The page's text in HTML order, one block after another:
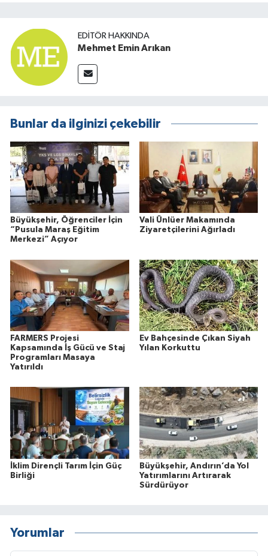
EDITÖR HAKKINDA
Mehmet Emin Arıkan
Bunlar da ilginizi çekebilir
Büyükşehir, Öğrenciler İçin
“Pusula Maraş Eğitim
Merkezi” Açıyor
Vali Ünlüer Makamında
Ziyaretçilerini Ağırladı
FARMERS Projesi
Kapsamında İş Gücü ve Staj
Programları Masaya
Yatırıldı
Ev Bahçesinde Çıkan Siyah
Yılan Korkuttu
İklim Dirençli Tarım İçin Güç
Birliği
Büyükşehir, Andırın’da Yol
Yatırımlarını Artırarak
Sürdürüyor
Yorumlar